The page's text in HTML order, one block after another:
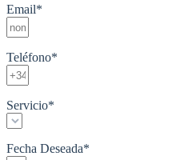
Email*
Teléfono*
Servicio*
Fecha Deseada*